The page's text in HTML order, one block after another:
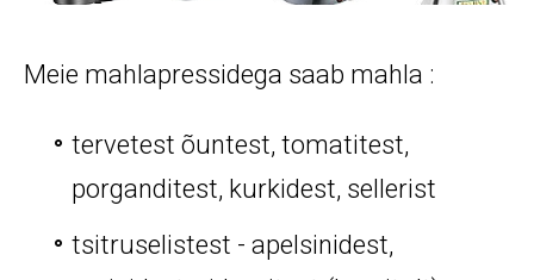
Meie mahlapressidega saab mahla :
tervetest õuntest, tomatitest,
porganditest, kurkidest, sellerist
tsitruselistest - apelsinidest,